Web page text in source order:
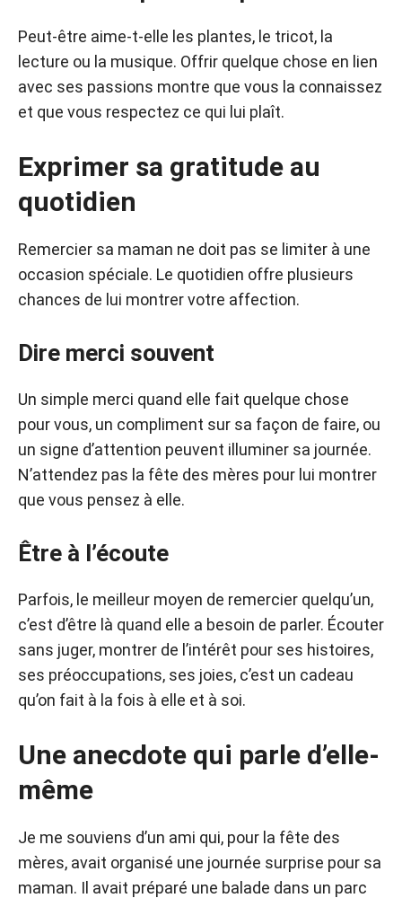
Peut-être aime-t-elle les plantes, le tricot, la
lecture ou la musique. Offrir quelque chose en lien
avec ses passions montre que vous la connaissez
et que vous respectez ce qui lui plaît.
Exprimer sa gratitude au
quotidien
Remercier sa maman ne doit pas se limiter à une
occasion spéciale. Le quotidien offre plusieurs
chances de lui montrer votre affection.
Dire merci souvent
Un simple merci quand elle fait quelque chose
pour vous, un compliment sur sa façon de faire, ou
un signe d’attention peuvent illuminer sa journée.
N’attendez pas la fête des mères pour lui montrer
que vous pensez à elle.
Être à l’écoute
Parfois, le meilleur moyen de remercier quelqu’un,
c’est d’être là quand elle a besoin de parler. Écouter
sans juger, montrer de l’intérêt pour ses histoires,
ses préoccupations, ses joies, c’est un cadeau
qu’on fait à la fois à elle et à soi.
Une anecdote qui parle d’elle-
même
Je me souviens d’un ami qui, pour la fête des
mères, avait organisé une journée surprise pour sa
maman. Il avait préparé une balade dans un parc